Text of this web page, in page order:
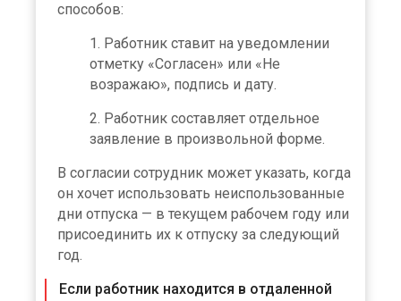
способов:
Работник ставит на уведомлении
отметку «Согласен» или «Не
возражаю», подпись и дату.
Работник составляет отдельное
заявление в произвольной форме.
В согласии сотрудник может указать, когда
он хочет использовать неиспользованные
дни отпуска — в текущем рабочем году или
присоединить их к отпуску за следующий
год.
Если работник находится в отдаленной